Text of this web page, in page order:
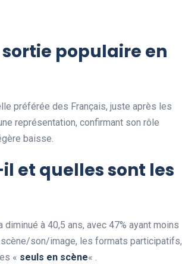
populaire en
préférée des Français, juste après les
représentation, confirmant son rôle
baisse.
et quelles sont les
à 40,5 ans, avec 47% ayant moins
son/image, les formats participatifs,
« seuls en scène« .